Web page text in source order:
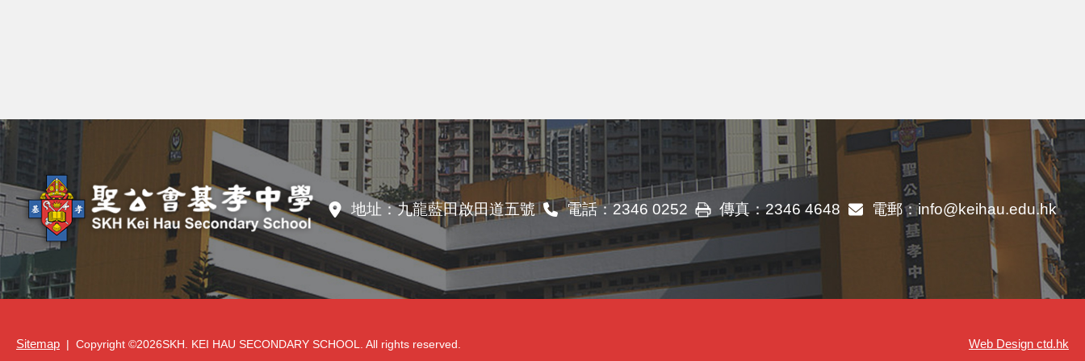
地址：九龍藍田啟田道五號 電話：2346 0252 傳真：2346 4648 電郵：info@keihau.edu.hk
Sitemap | Copyright ©2026SKH. KEI HAU SECONDARY SCHOOL. All rights reserved. Web Design ctd.hk